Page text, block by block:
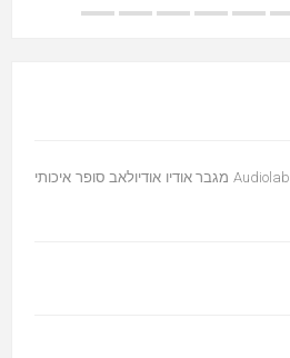
Audiolab 9000A Integrated Amplifier מגבר אודיו אודיולאב סופר איכותי